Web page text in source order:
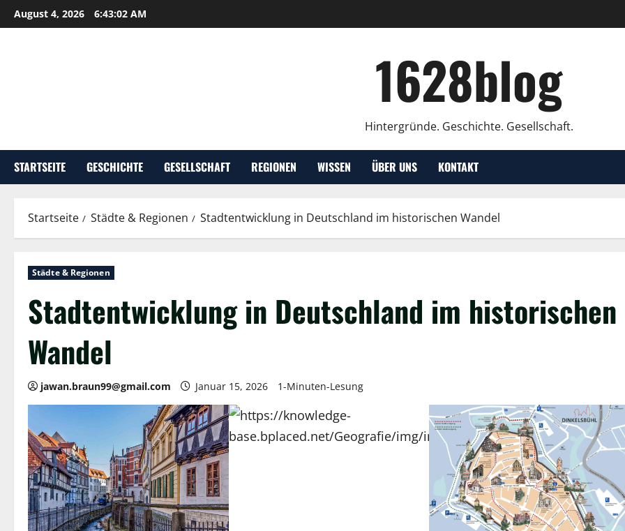
Zum
Inhalt
August 4, 2026 6:43:03 AM
1628blog
Hintergründe. Geschichte. Gesellschaft.
STARTSEITE GESCHICHTE GESELLSCHAFT REGIONEN WISSEN ÜBER UNS KONTAKT
Startseite Städte & Regionen Stadtentwicklung in Deutschland im historischen Wandel
Städte & Regionen
Stadtentwicklung in Deutschland im historischen
Wandel
jawan.braun99@gmail.com Januar 15, 2026 1-Minuten-Lesung